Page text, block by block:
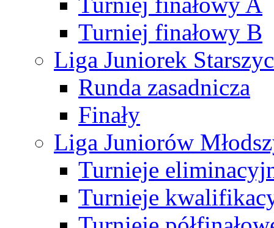
Turniej finałowy B
Liga Juniorek
Runda zasadnicza
Finały
Liga Juniorów
Turnieje
Turnieje